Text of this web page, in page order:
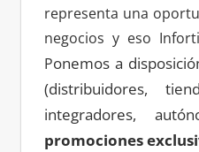
representa una
negocios y eso
Ponemos a
(distribuidores,
integradores,
promociones